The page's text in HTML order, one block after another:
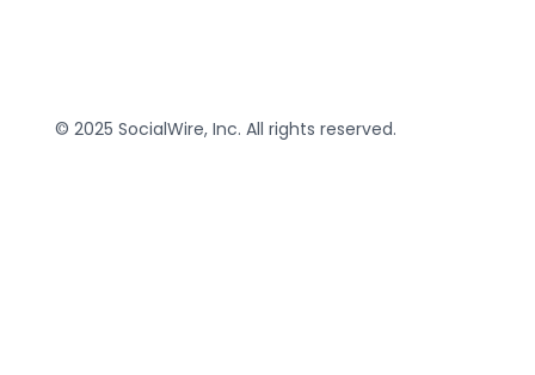
© 2025 SocialWire, Inc. All rights reserved.